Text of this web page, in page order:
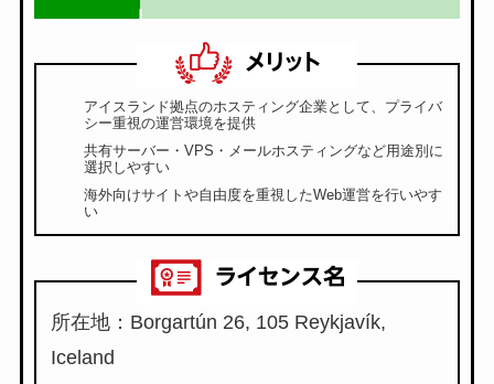
アイスランド拠点のホスティング企業として、プライバ
シー重視の運営環境を提供
共有サーバー・VPS・メールホスティングなど用途別に
選択しやすい
海外向けサイトや自由度を重視したWeb運営を行いやす
い
所在地：Borgartún 26, 105 Reykjavík,
Iceland